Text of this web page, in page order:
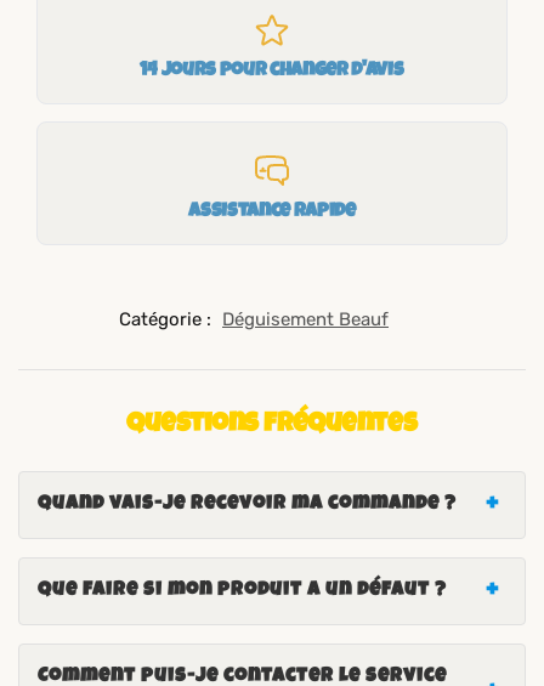
14 jours pour changer d'avis
Assistance rapide
Catégorie : Déguisement Beauf
Questions fréquentes
Quand vais-je recevoir ma commande ?
Que faire si mon produit a un défaut ?
Comment puis-je contacter le service